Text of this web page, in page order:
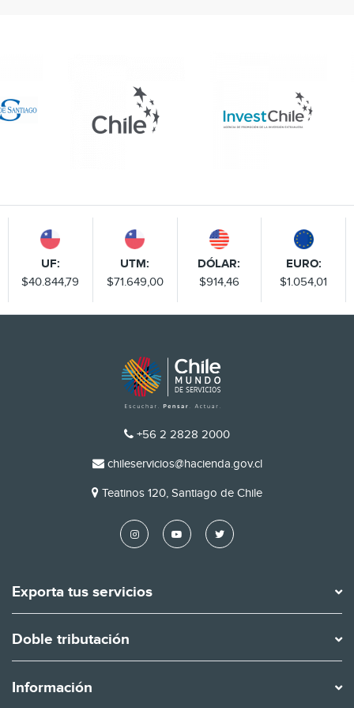
UF:
$40.844,79
UTM:
$71.649,00
DÓLAR:
$914,46
EURO:
$1.054,01
TELÉFONO
+56 2 2828 2000
EMAIL
chileservicios@hacienda.gov.cl
DIRECCIÓN
Teatinos 120, Santiago de Chile
Exporta tus servicios
Doble tributación
Información